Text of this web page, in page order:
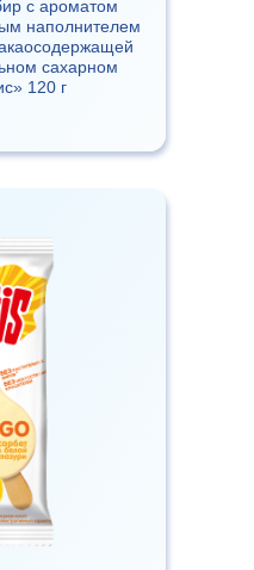
с ароматом
наполнителем
сахарном
120 г